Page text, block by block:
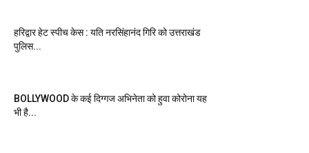
हरिद्वार हेट स्पीच केस : यति नरसिंहानंद गिरि को उत्तराखंड
पुलिस...
BOLLYWOOD के कई दिग्गज अभिनेता को हुवा कोरोना यह
भी है...